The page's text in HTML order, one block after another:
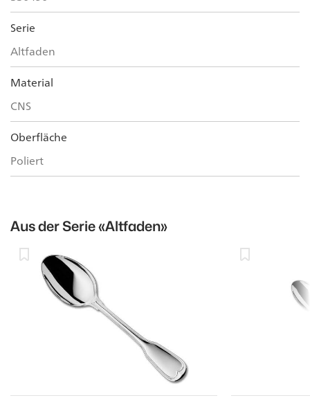
Serie
Altfaden
Material
CNS
Oberfläche
Poliert
Aus der Serie«Altfaden»